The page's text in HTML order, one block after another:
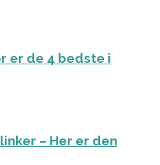
er de 4 bedste i
– Her er den